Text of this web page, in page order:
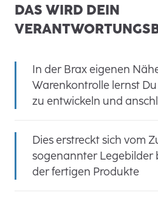
DAS WIRD DEIN
In der Brax eigenen
Warenkontrolle lernst
zu entwickeln und
Dies erstreckt sich vom
sogenannter Legebilder
der fertigen Produkte